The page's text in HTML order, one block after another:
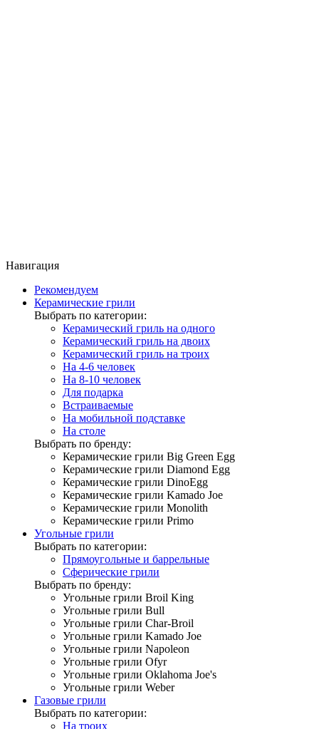
Навигация
Рекомендуем
Керамические грили
Выбрать по категории:
Керамический гриль на одного
Керамический гриль на двоих
Керамический гриль на троих
На 4-6 человек
На 8-10 человек
Для подарка
Встраиваемые
На мобильной подставке
На столе
Выбрать по бренду:
Керамические грили Big Green Egg
Керамические грили Diamond Egg
Керамические грили DinoEgg
Керамические грили Kamado Joe
Керамические грили Monolith
Керамические грили Primo
Угольные грили
Выбрать по категории:
Прямоугольные и баррельные
Сферические грили
Выбрать по бренду:
Угольные грили Broil King
Угольные грили Bull
Угольные грили Char-Broil
Угольные грили Kamado Joe
Угольные грили Napoleon
Угольные грили Ofyr
Угольные грили Oklahoma Joe's
Угольные грили Weber
Газовые грили
Выбрать по категории:
На троих